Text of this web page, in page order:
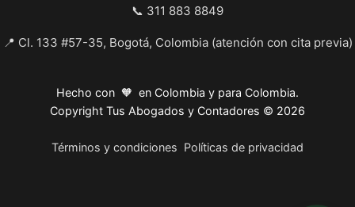
📞 311 883 8849
📍 Cl. 133 #57-35, Bogotá, Colombia (atención con cita previa)
Hecho con 🧡 en Colombia y para Colombia.
Copyright Tus Abogados y Contadores © 2026
Términos y condiciones Políticas de privacidad